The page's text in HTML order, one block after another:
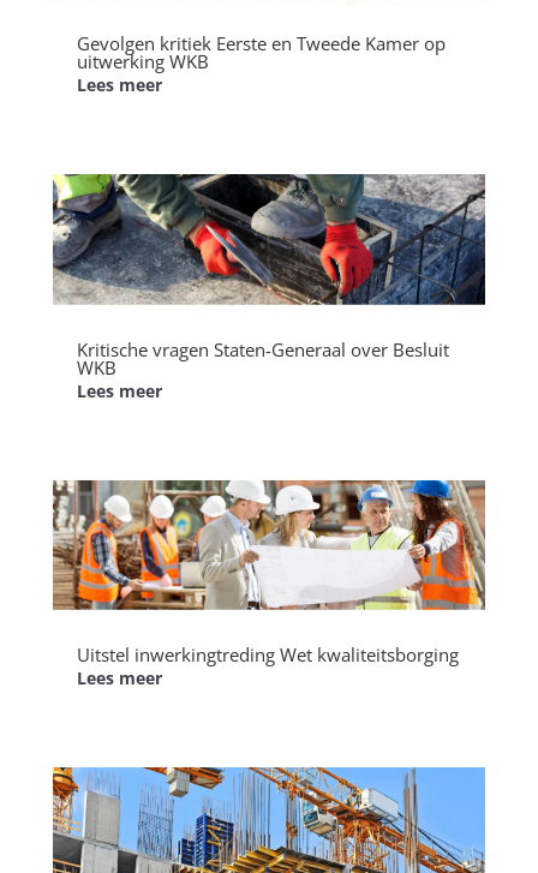
Gevolgen kritiek Eerste en Tweede Kamer op
uitwerking WKB
Lees meer
Kritische vragen Staten-Generaal over Besluit
WKB
Lees meer
Uitstel inwerkingtreding Wet kwaliteitsborging
Lees meer